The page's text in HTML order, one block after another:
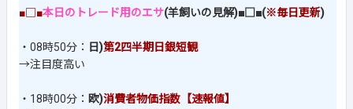
■□■本日のトレード用のエサ(羊飼いの見解)■□■(※毎日更新)
・08時50分： 日)第2四半期日銀短観
→注目度高い
・18時00分： 欧)消費者物価指数【速報値】